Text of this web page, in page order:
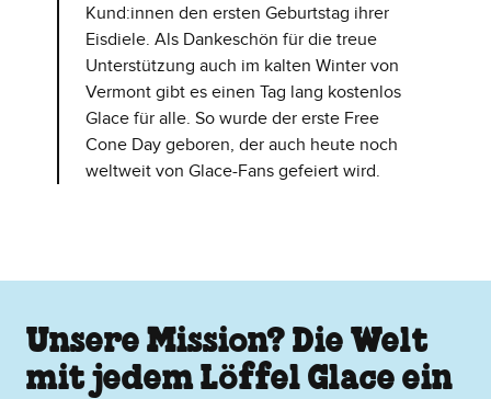
Kund:innen den ersten Geburtstag ihrer
Eisdiele. Als Dankeschön für die treue
Unterstützung auch im kalten Winter von
Vermont gibt es einen Tag lang kostenlos
Glace für alle. So wurde der erste Free
Cone Day geboren, der auch heute noch
weltweit von Glace-Fans gefeiert wird.
Unsere Mission? Die Welt
mit jedem Löffel Glace ein